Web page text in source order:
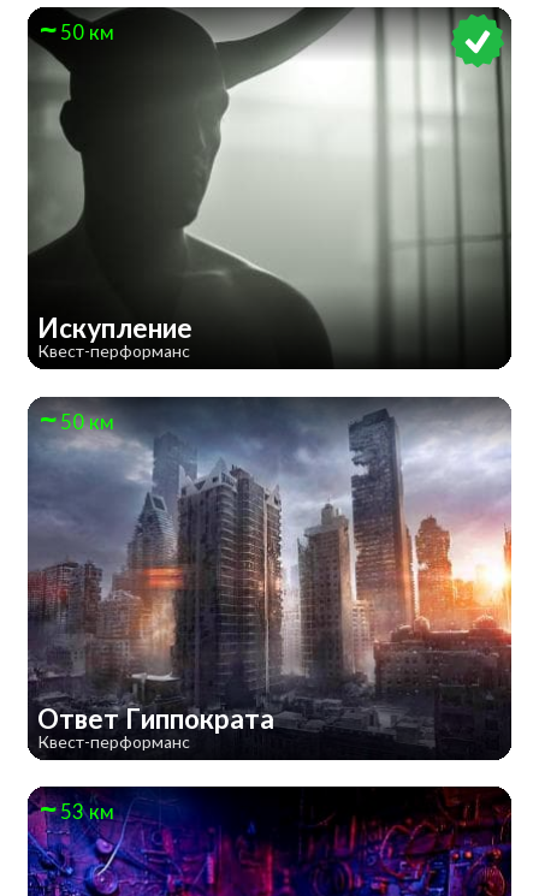
50 км
Искупление
Квест-перформанс
50 км
Ответ Гиппократа
Квест-перформанс
53 км